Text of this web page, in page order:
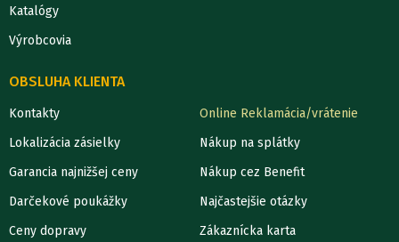
Katalógy
Výrobcovia
OBSLUHA KLIENTA
Kontakty
Lokalizácia zásielky
Garancia najnižšej ceny
Darčekové poukážky
Ceny dopravy
Online Reklamácia/vrátenie
Nákup na splátky
Nákup cez Benefit
Najčastejšie otázky
Zákaznícka karta